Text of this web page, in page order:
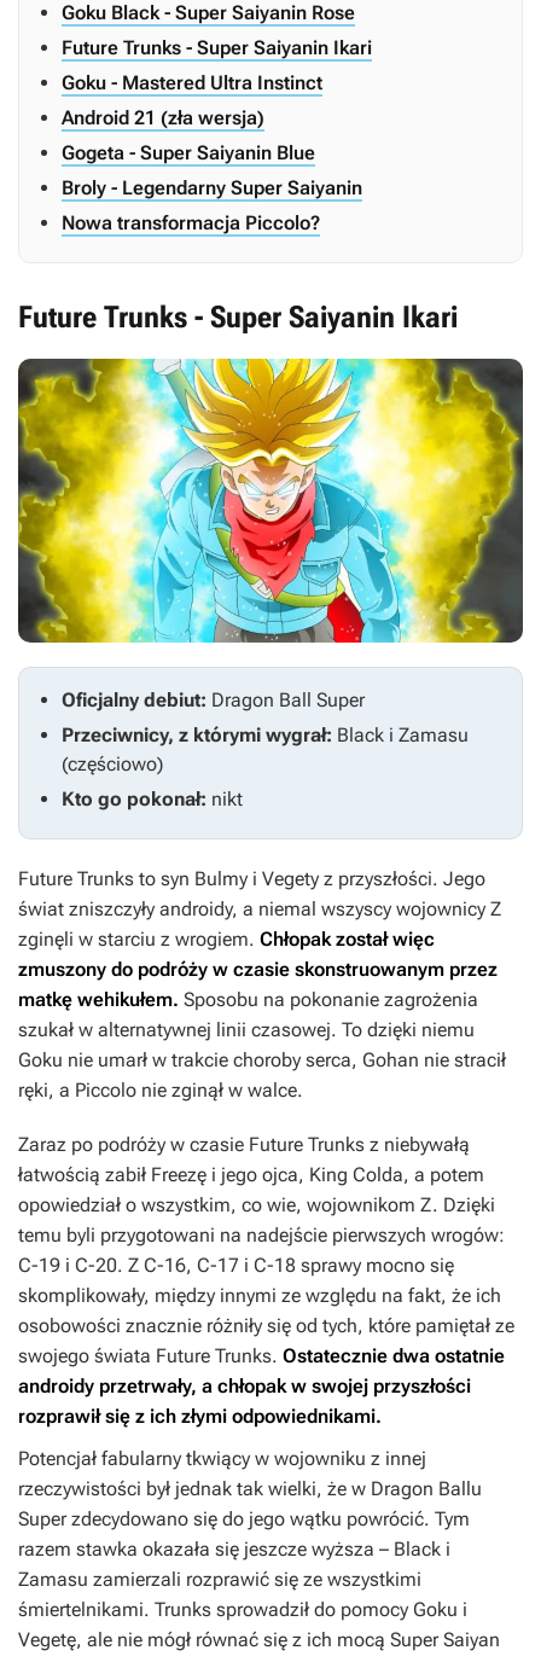
Goku Black - Super Saiyanin Rose
Future Trunks - Super Saiyanin Ikari
Goku - Mastered Ultra Instinct
Android 21 (zła wersja)
Gogeta - Super Saiyanin Blue
Broly - Legendarny Super Saiyanin
Nowa transformacja Piccolo?
Future Trunks - Super Saiyanin Ikari
Oficjalny debiut: Dragon Ball Super
Przeciwnicy, z którymi wygrał: Black i Zamasu
(częściowo)
Kto go pokonał: nikt
Future Trunks to syn Bulmy i Vegety z przyszłości. Jego
świat zniszczyły androidy, a niemal wszyscy wojownicy Z
zginęli w starciu z wrogiem. Chłopak został więc
zmuszony do podróży w czasie skonstruowanym przez
matkę wehikułem. Sposobu na pokonanie zagrożenia
szukał w alternatywnej linii czasowej. To dzięki niemu
Goku nie umarł w trakcie choroby serca, Gohan nie stracił
ręki, a Piccolo nie zginął w walce.
Zaraz po podróży w czasie Future Trunks z niebywałą
łatwością zabił Freezę i jego ojca, King Colda, a potem
opowiedział o wszystkim, co wie, wojownikom Z. Dzięki
temu byli przygotowani na nadejście pierwszych wrogów:
C-19 i C-20. Z C-16, C-17 i C-18 sprawy mocno się
skomplikowały, między innymi ze względu na fakt, że ich
osobowości znacznie różniły się od tych, które pamiętał ze
swojego świata Future Trunks. Ostatecznie dwa ostatnie
androidy przetrwały, a chłopak w swojej przyszłości
rozprawił się z ich złymi odpowiednikami.
Potencjał fabularny tkwiący w wojowniku z innej
rzeczywistości był jednak tak wielki, że w Dragon Ballu
Superzdecydowano się do jego wątku powrócić. Tym
razem stawka okazała się jeszcze wyższa – Black i
Zamasu zamierzali rozprawić się ze wszystkimi
śmiertelnikami. Trunks sprowadził do pomocy Goku i
Vegetę, ale nie mógł równać się z ich mocą Super Saiyan